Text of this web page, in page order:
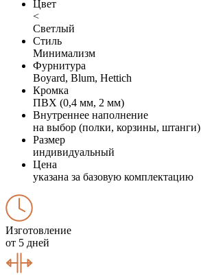
Цвет
<
Светлый
Стиль
Минимализм
Фурнитура
Boyard, Blum, Hettich
Кромка
ПВХ (0,4 мм, 2 мм)
Внутреннее наполнение
на выбор (полки, корзины, штанги)
Размер
индивидуальный
Цена
указана за базовую комплектацию
Изготовление
от 5 дней